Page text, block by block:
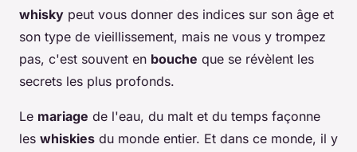
whisky peut vous donner des indices sur son âge et
son type de vieillissement, mais ne vous y trompez
pas, c'est souvent en bouche que se révèlent les
secrets les plus profonds.
Le mariage de l'eau, du malt et du temps façonne
les whiskies du monde entier. Et dans ce monde, il y